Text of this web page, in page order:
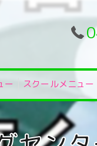
ー スクールメニュー